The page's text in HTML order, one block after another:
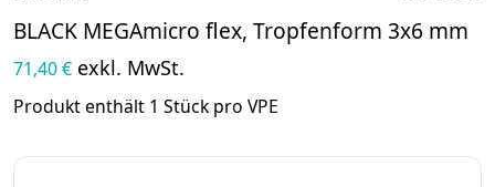
BLACK MEGAmicro flex, Tropfenform 3x6 mm
71,40 € exkl. MwSt.
Produkt enthält 1 Stück pro VPE